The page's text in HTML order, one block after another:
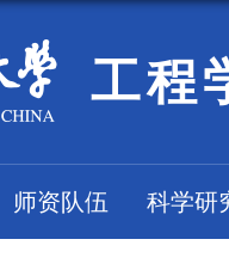
工程
师资队伍 科学研